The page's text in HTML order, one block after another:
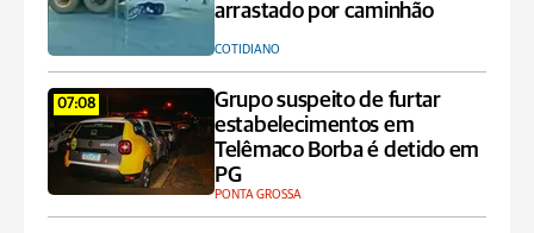
arrastado por caminhão
COTIDIANO
07:08
Grupo suspeito de furtar
estabelecimentos em
Telêmaco Borba é detido em
PG
PONTA GROSSA